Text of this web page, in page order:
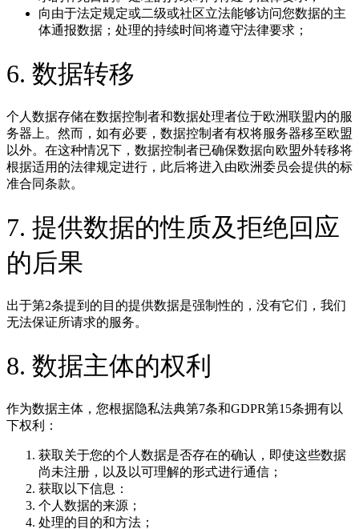
向由于法定规定或二级或社区立法能够访问您数据的主
体通报数据；处理的持续时间将遵守法律要求；
6. 数据转移
个人数据存储在数据控制者和数据处理者位于欧洲联盟内的服
务器上。然而，如有必要，数据控制者有权将服务器移至欧盟
以外。在这种情况下，数据控制者已确保数据向欧盟外转移将
根据适用的法律规定进行，此后将进入由欧洲委员会提供的标
准合同条款。
7. 提供数据的性质及拒绝回应
的后果
出于第2条提到的目的提供数据是强制性的，没有它们，我们
无法保证所请求的服务。
8. 数据主体的权利
作为数据主体，您根据隐私法典第7条和GDPR第15条拥有以
下权利：
获取关于您的个人数据是否存在的确认，即使这些数据
尚未注册，以及以可理解的形式进行通信；
获取以下信息：
个人数据的来源；
处理的目的和方法；